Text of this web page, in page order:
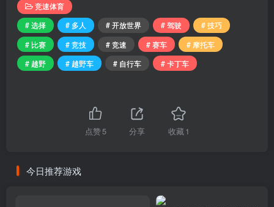
竞速体育
# 选择
# 多人 # 开放世界 # 驾驶
# 技巧
# 比赛
# 竞技 # 竞速 # 赛车
# 摩托车
# 越野
# 越野车 # 自行车 # 卡丁车
点赞5 分享 收藏1
今日推荐游戏